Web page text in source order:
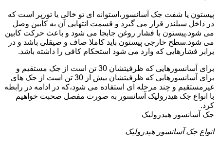
پیستون یا شفت جک آسانسور،استوانه ای تو خالی یا تورپر است که
در داخل سیلندر قرار می گیرد و قسمت انتهایی آن به کابین وصل
می شود.پیستون با فشار روغن جابجا می شود و باعث حرکت کابین
می شود.سطح خارجی پیستون باید کاملا صاف و صیقلی باشد و در
برابر فشارهایی که وارد می شود استحکام کافی را داشته باشد.
برای آسانسورهایی که ظرفیتشان 30 تن است از جک مستقیم و
برای آسانسورهایی که ظرفیتشان بیش از 30 تن است از جک های
غیرمستقیم و چند مرحله ای استفاده می شود،که در ادامه در رابطه
با انواع جک هیدرولیک آسانسور به صورت مفصل صحبت خواهیم
کرد.
جک آسانسور هیدرولیک
انواع جک آسانسور هیدرولیک